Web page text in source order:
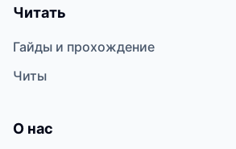
Читать
Гайды и прохождение
Читы
О нас